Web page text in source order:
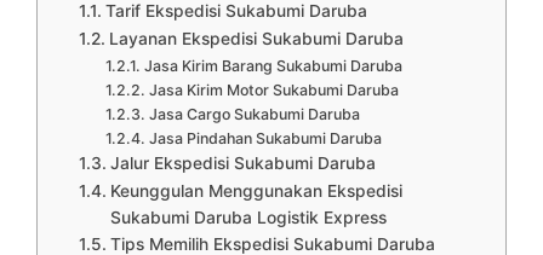
Tarif Ekspedisi Sukabumi Daruba
Layanan Ekspedisi Sukabumi Daruba
Jasa Kirim Barang Sukabumi Daruba
Jasa Kirim Motor Sukabumi Daruba
Jasa Cargo Sukabumi Daruba
Jasa Pindahan Sukabumi Daruba
Jalur Ekspedisi Sukabumi Daruba
Keunggulan Menggunakan Ekspedisi
Sukabumi Daruba Logistik Express
Tips Memilih Ekspedisi Sukabumi Daruba